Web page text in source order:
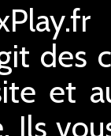
des
et
Ils